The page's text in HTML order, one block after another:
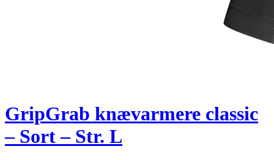
GripGrab knævarmere classic
– Sort – Str. L